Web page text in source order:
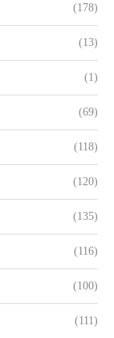
(178)
(13)
(1)
(69)
(118)
(120)
(135)
(116)
(100)
(111)